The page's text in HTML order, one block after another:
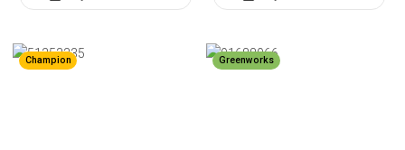
Champion Greenworks